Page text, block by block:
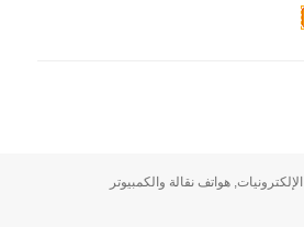
التصنيفات
الإلكترونيات, هواتف نقالة والكمبيوتر